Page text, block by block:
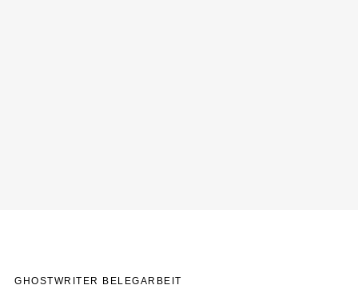
GHOSTWRITER BELEGARBEIT